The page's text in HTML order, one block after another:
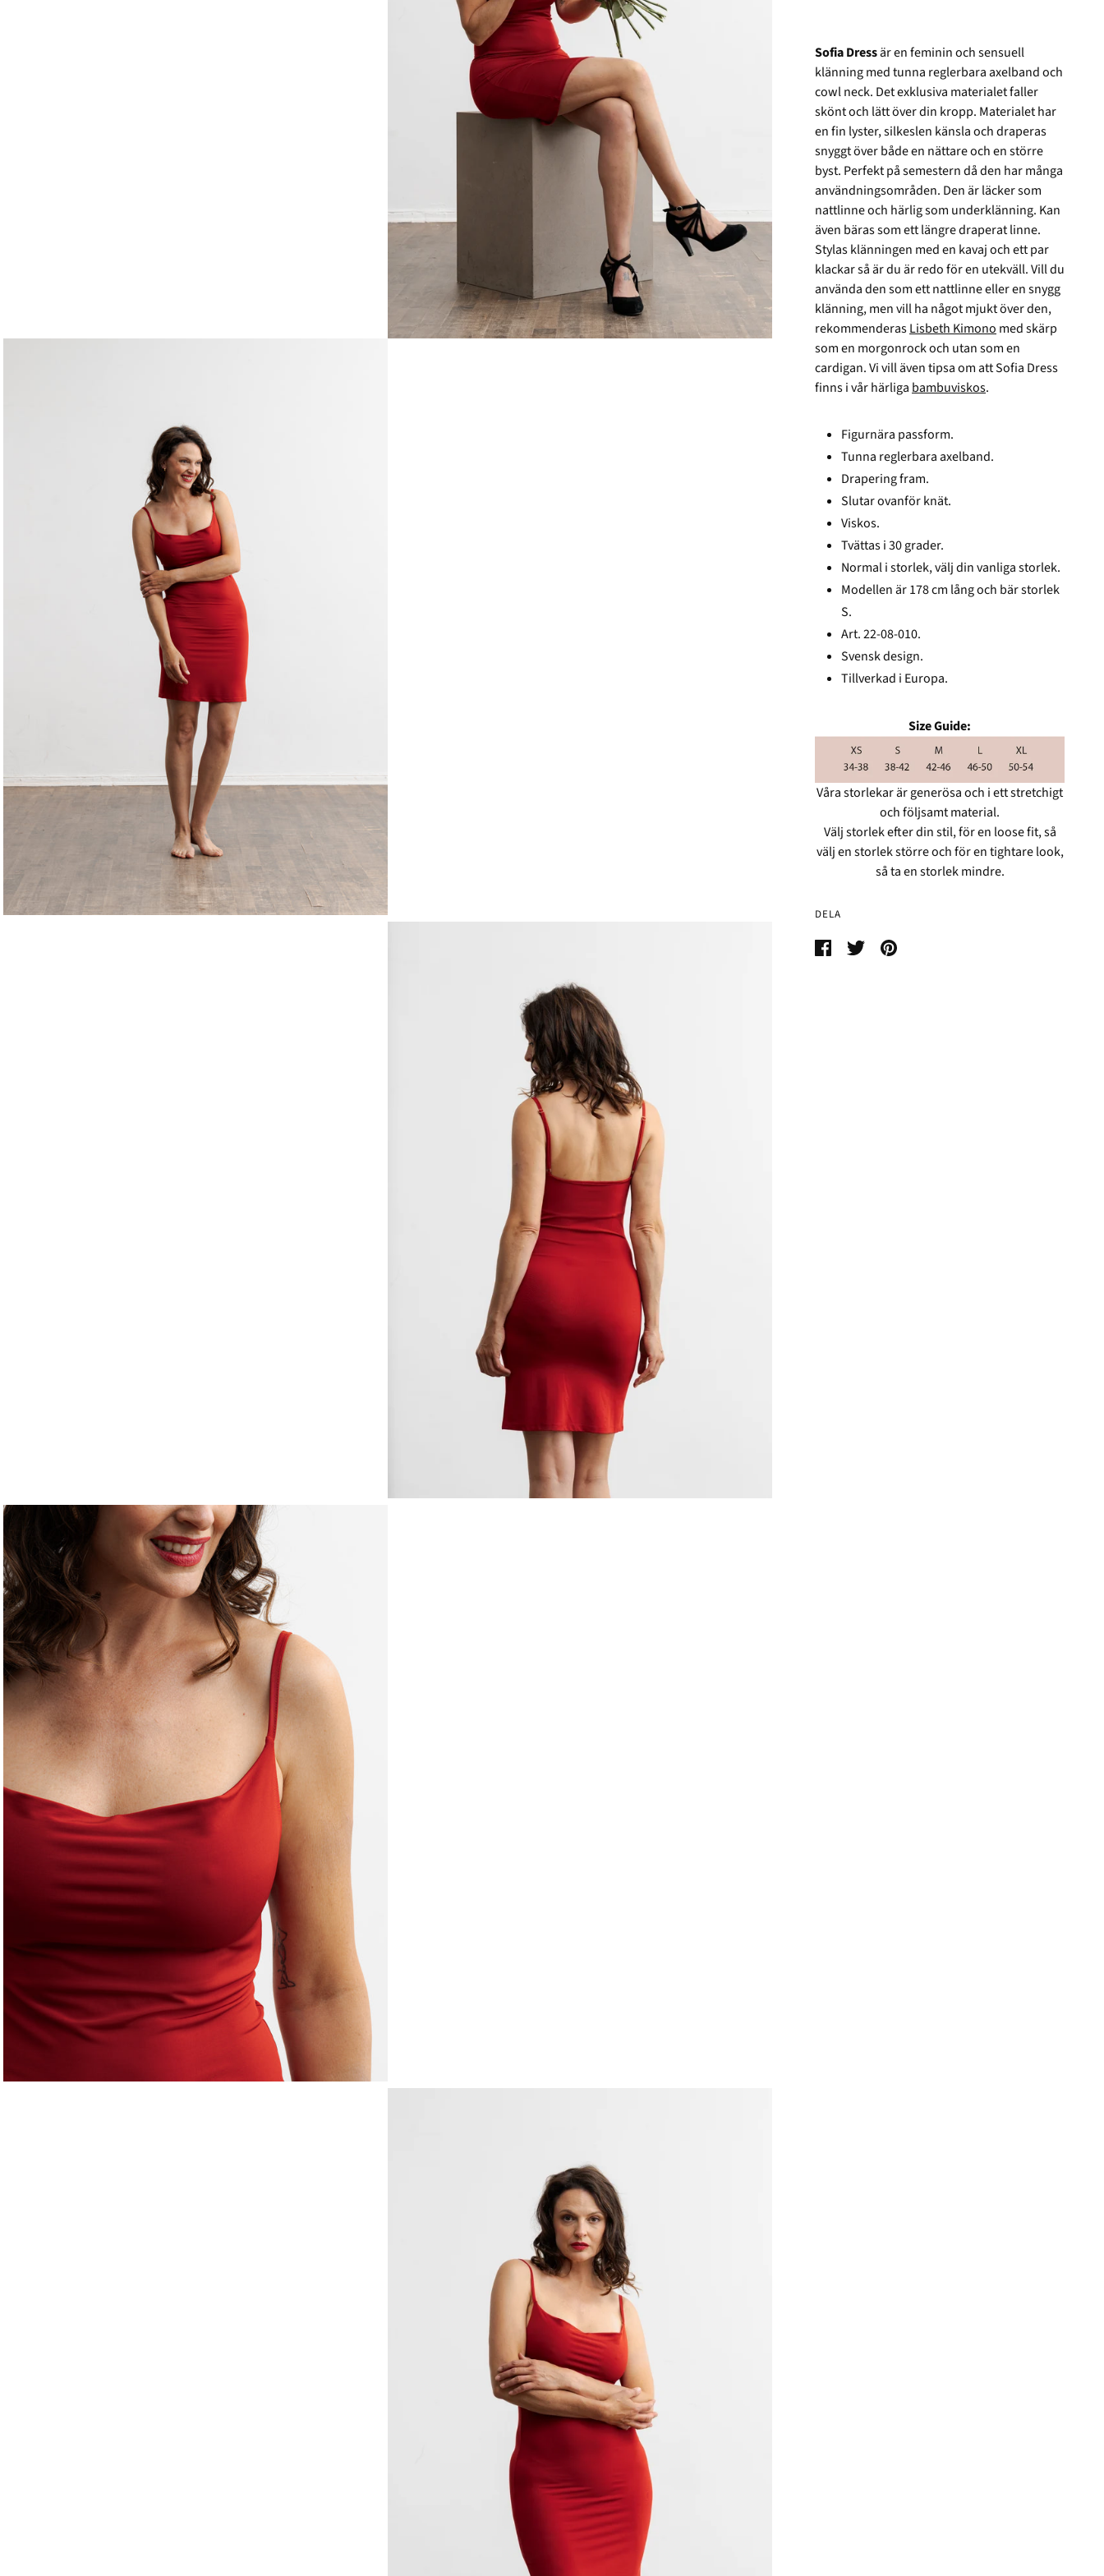
Sofia Dressär en feminin och sensuell
klänning med tunna reglerbara axelband och
cowl neck. Det exklusiva materialet faller
skönt och lätt över din kropp. Materialet har
en fin lyster, silkeslen känsla och draperas
snyggt över både en nättare och en större
byst. Perfekt på semestern då den har många
användningsområden. Den är läcker som
nattlinne och härlig som underklänning. Kan
även bäras som ett längre draperat linne.
Stylas klänningen med en kavaj och ett par
klackar så är du är redo för en utekväll. Vill du
använda den som ett nattlinne eller en snygg
klänning, men vill ha något mjukt över den,
rekommenderasLisbeth Kimono med skärp
som en morgonrock och utan som en
cardigan. Vi vill även tipsa om att Sofia Dress
finns i vår härliga bambuviskos.
Figurnära passform.
Tunna reglerbara axelband.
Drapering fram.
Slutar ovanför knät.
Viskos.
Tvättas i 30 grader.
Normal i storlek, välj din vanliga storlek.
Modellen är 178 cm lång och bär storlek
S.
Art.22-08-010.
Svensk design.
Tillverkad i Europa.
Size Guide:
Våra storlekar är generösa och i ett stretchigt
och följsamt material.
Välj storlek efter din stil, för en loose fit, så
välj en storlek större och för en tightare look,
så ta en storlek mindre.
DELA